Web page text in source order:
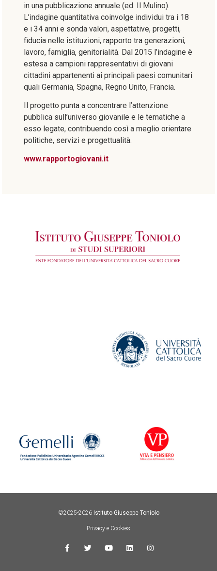
in una pubblicazione annuale (ed. Il Mulino).
L’indagine quantitativa coinvolge individui tra i 18
e i 34 anni e sonda valori, aspettative, progetti,
fiducia nelle istituzioni, rapporto tra generazioni,
lavoro, famiglia, genitorialità. Dal 2015 l’indagine è
estesa a campioni rappresentativi di giovani
cittadini appartenenti ai principali paesi comunitari
quali Germania, Spagna, Regno Unito, Francia.
Il progetto punta a concentrare l’attenzione
pubblica sull’universo giovanile e le tematiche a
esso legate, contribuendo così a meglio orientare
politiche, servizi e progettualità.
www.rapportogiovani.it
©2025-2026 Istituto Giuseppe Toniolo
Privacy e Cookies